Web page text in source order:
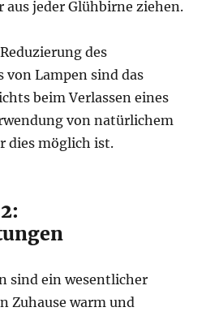
aus jeder Glühbirne ziehen.
des
von Lampen sind das
beim Verlassen eines
von natürlichem
dies möglich ist.
sind ein wesentlicher
Zuhause warm und